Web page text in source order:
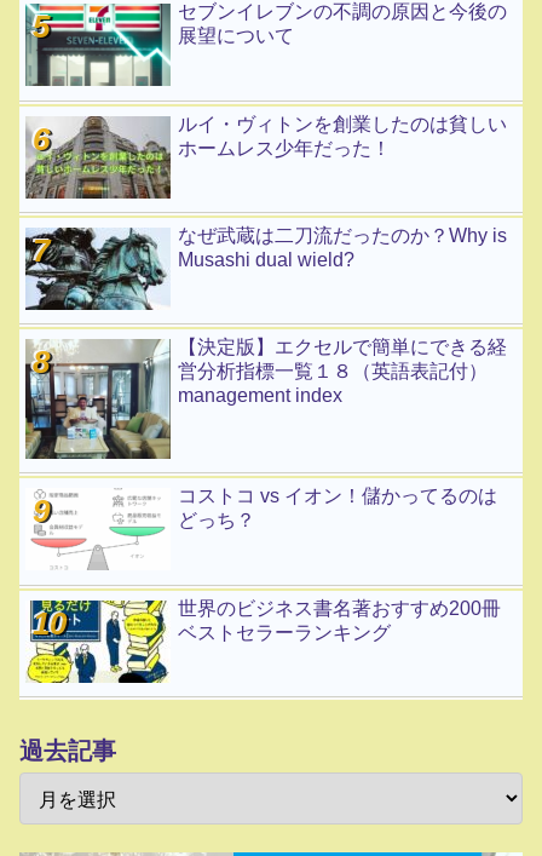
セブンイレブンの不調の原因と今後の
展望について
ルイ・ヴィトンを創業したのは貧しい
ホームレス少年だった！
なぜ武蔵は二刀流だったのか？Why is
Musashi dual wield?
【決定版】エクセルで簡単にできる経
営分析指標一覧１８（英語表記付）
management index
コストコ vs イオン！儲かってるのは
どっち？
世界のビジネス書名著おすすめ200冊
ベストセラーランキング
過去記事